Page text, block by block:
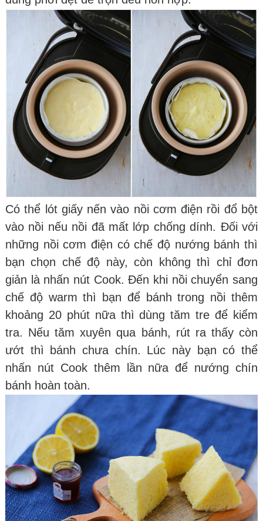
Có thể lót giấy nến vào nồi cơm điện rồi đổ bột
vào nồi nếu nồi đã mất lớp chống dính. Đối với
những nồi cơm điện có chế độ nướng bánh thì
bạn chọn chế độ này, còn không thì chỉ đơn
giản là nhấn nút Cook. Đến khi nồi chuyển sang
chế độ warm thì bạn để bánh trong nồi thêm
khoảng 20 phút nữa thì dùng tăm tre để kiểm
tra. Nếu tăm xuyên qua bánh, rút ra thấy còn
ướt thì bánh chưa chín. Lúc này bạn có thể
nhấn nút Cook thêm lần nữa để nướng chín
bánh hoàn toàn.